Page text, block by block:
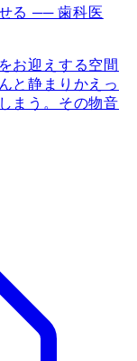
る ── 歯科医
お迎えする空間
と静まりかえっ
まう。その物音